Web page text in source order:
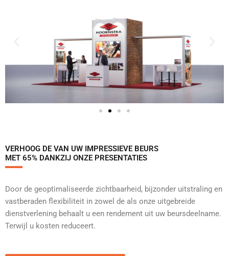
VERHOOG DE VAN UW IMPRESSIEVE BEURS
MET 65% DANKZIJ ONZE PRESENTATIES
Door de geoptimaliseerde zichtbaarheid, bijzonder uitstraling en
vastberaden flexibiliteit in zowel de als onze uitgebreide
dienstverlening behaalt u een rendement uit uw beursdeelname.
Terwijl u kosten reduceert.